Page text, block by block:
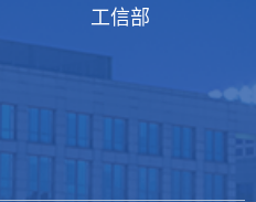
工信部